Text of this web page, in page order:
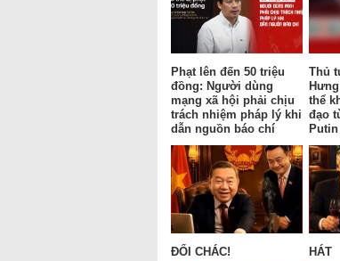
Phạt lên đến 50 triệu
đồng: Người dùng
mạng xã hội phải chịu
trách nhiệm pháp lý khi
dẫn nguồn báo chí
Thủ
thể
đạo
Putin
ĐỔI CHÁC! HÁT